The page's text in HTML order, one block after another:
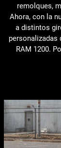
remolques,
Ahora, con la
a distintos
personalizadas
RAM 1200.